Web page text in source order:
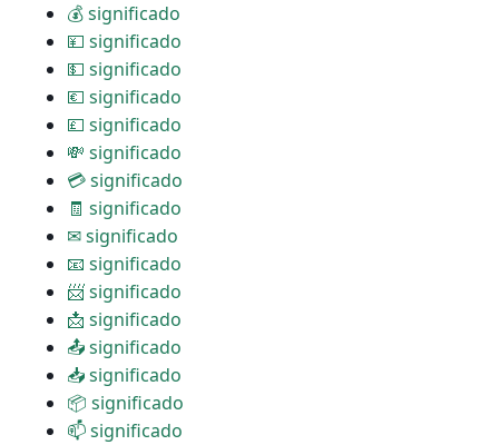
💰 significado
💴 significado
💵 significado
💶 significado
💷 significado
💸 significado
💳 significado
🧾 significado
✉ significado
📧 significado
📨 significado
📩 significado
📤 significado
📥 significado
📦 significado
📫 significado